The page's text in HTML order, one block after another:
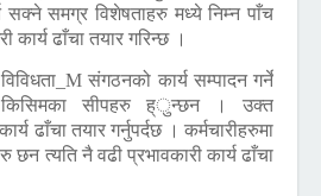
सक्ने समग्र विशेषताहरु मध्ये निम्न पाँच
कार्य ढाँचा तयार गरिन्छ ।
संगठनको कार्य सम्पादन गर्ने
किसिमका सीपहरु ह्ुन्छन । उक्त
ढाँचा तयार गर्नुपर्दछ । कर्मचारीहरुमा
त्यति नै वढी प्रभावकारी कार्य ढाँचा